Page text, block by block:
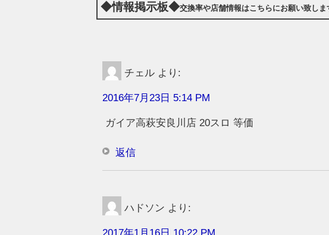
◆情報掲示板◆交換率や店舗情報はこちらにお願い致しま
チェル より:
2016年7月23日 5:14 PM
ガイア高萩安良川店 20スロ 等価
返信
ハドソン より:
2017年1月16日 10:22 PM